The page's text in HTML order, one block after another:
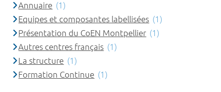
Annuaire (1)
Equipes et composantes labellisées (1)
Présentation du CoEN Montpellier (1)
Autres centres français (1)
La structure (1)
Formation Continue (1)